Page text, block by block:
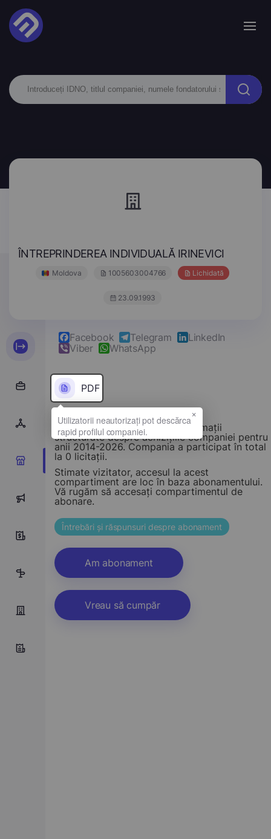
ÎNTREPRINDEREA INDIVIDUALĂ IRINEVICI
Moldova 1005603004766 Lichidată
23.09.1993
0
0
0
Facebook Telegram
LinkedIn
Viber
WhatsApp
PDF
Acest compartiment oferă informații
structurate despre achizițiile companiei pentru
anii 2014-2026. Compania a participat în total
la 0 licitații.
Stimate vizitator, accesul la acest
compartiment are loc în baza abonamentului.
Vă rugăm să accesați compartimentul de
abonare.
Întrebări și răspunsuri despre abonament
Am abonament
Vreau să cumpăr
×